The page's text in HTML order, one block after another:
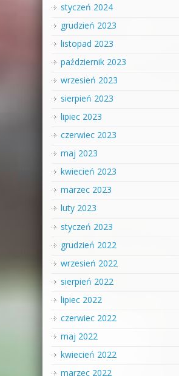
styczeń 2024
grudzień 2023
listopad 2023
październik 2023
wrzesień 2023
sierpień 2023
lipiec 2023
czerwiec 2023
maj 2023
kwiecień 2023
marzec 2023
luty 2023
styczeń 2023
grudzień 2022
wrzesień 2022
sierpień 2022
lipiec 2022
czerwiec 2022
maj 2022
kwiecień 2022
marzec 2022